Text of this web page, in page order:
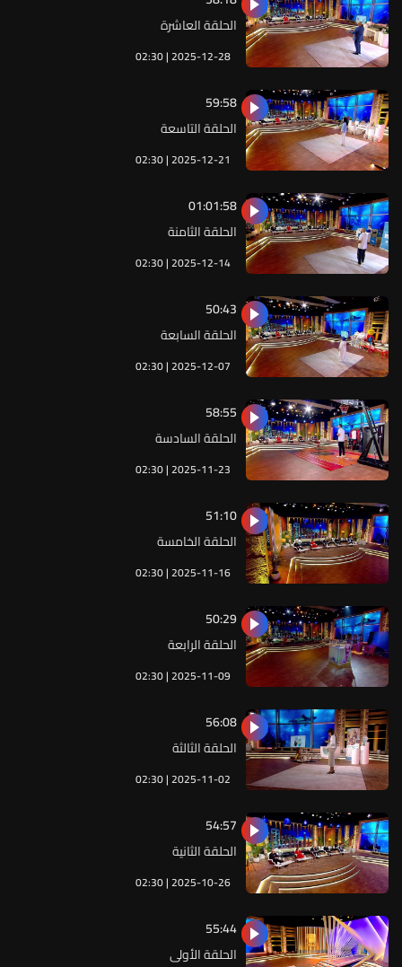
02:30 | 2025-12-28
الحلقة العاشرة
02:30 | 2025-12-21
الحلقة التاسعة
59:58
02:30 | 2025-12-14
الحلقة الثامنة
01:01:58
02:30 | 2025-12-07
الحلقة السابعة
50:43
02:30 | 2025-11-23
الحلقة السادسة
58:55
02:30 | 2025-11-16
الحلقة الخامسة
51:10
02:30 | 2025-11-09
الحلقة الرابعة
50:29
02:30 | 2025-11-02
الحلقة الثالثة
56:08
02:30 | 2025-10-26
الحلقة الثانية
54:57
الحلقة الأولى
55:44